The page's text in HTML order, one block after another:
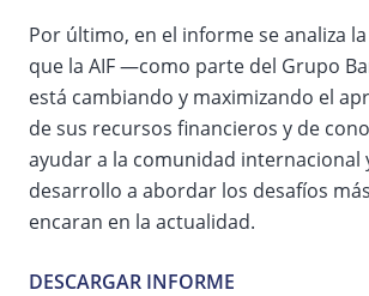
Por último, en el informe se analiza
que la AIF —como parte del Grupo
está cambiando y maximizando el
de sus recursos financieros y de
ayudar a la comunidad internacional
desarrollo a abordar los desafíos
encaran en la actualidad.
DESCARGAR INFORME